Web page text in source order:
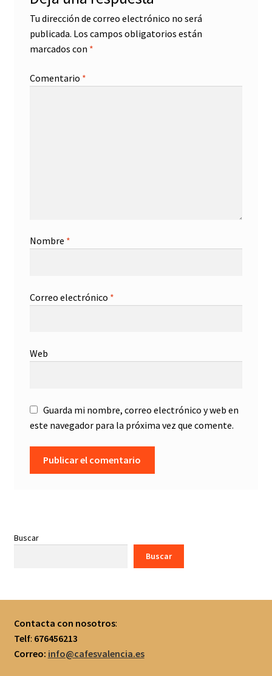
Tu dirección de correo electrónico no será
publicada. Los campos obligatorios están
marcados con *
Comentario *
Nombre *
Correo electrónico *
Web
Guarda mi nombre, correo electrónico y web en
este navegador para la próxima vez que comente.
Buscar
Buscar
Contacta con nosotros:
Telf: 676456213
Correo: info@cafesvalencia.es